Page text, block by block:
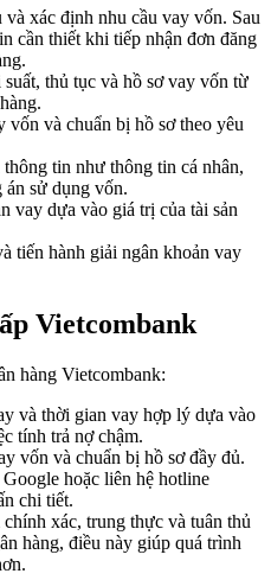
xác định nhu cầu vay vốn. Sau
cần thiết khi tiếp nhận đơn đăng
thủ tục và hồ sơ vay vốn từ
và chuẩn bị hồ sơ theo yêu
tin như thông tin cá nhân,
án sử dụng vốn.
vay dựa vào giá trị của tài sản
tiến hành giải ngân khoản vay
Vietcombank
hàng Vietcombank:
và thời gian vay hợp lý dựa vào
tính trả nợ chậm.
vốn và chuẩn bị hồ sơ đầy đủ.
hoặc liên hệ hotline
chi tiết.
xác, trung thực và tuân thủ
hàng, điều này giúp quá trình